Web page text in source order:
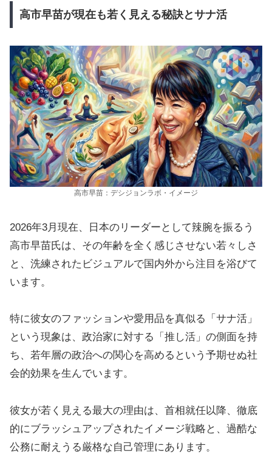
高市早苗が現在も若く見える秘訣とサナ活
高市早苗：デシジョンラボ・イメージ
2026年3月現在、日本のリーダーとして辣腕を振るう
高市早苗氏は、その年齢を全く感じさせない若々しさ
と、洗練されたビジュアルで国内外から注目を浴びて
います。
特に彼女のファッションや愛用品を真似る「サナ活」
という現象は、政治家に対する「推し活」の側面を持
ち、若年層の政治への関心を高めるという予期せぬ社
会的効果を生んでいます。
彼女が若く見える最大の理由は、首相就任以降、徹底
的にブラッシュアップされたイメージ戦略と、過酷な
公務に耐えうる厳格な自己管理にあります。